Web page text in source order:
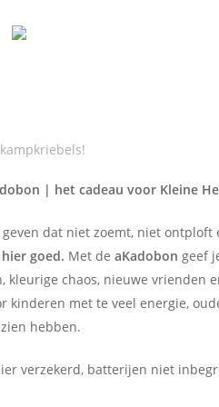
| het cadeau voor Kleine
dat niet zoemt, niet
goed. Met de aKadobon geef
kleurige chaos, nieuwe vrienden
kinderen met te veel energie,
hebben.
verzekerd, batterijen niet